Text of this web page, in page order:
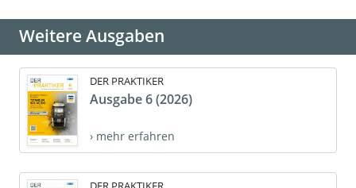
Weitere Ausgaben
DER PRAKTIKER
Ausgabe 6 (2026)
› mehr erfahren